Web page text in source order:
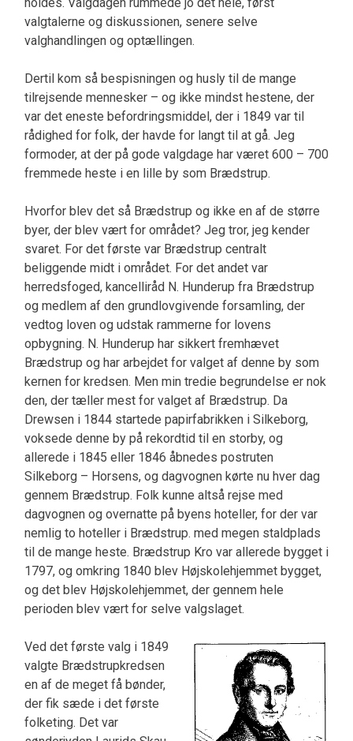
valgtalerne og diskussionen, senere selve
valghandlingen og optællingen.
Dertil kom så bespisningen og husly til de mange
tilrejsende mennesker – og ikke mindst hestene, der
var det eneste befordringsmiddel, der i 1849 var til
rådighed for folk, der havde for langt til at gå. Jeg
formoder, at der på gode valgdage har været 600 – 700
fremmede heste i en lille by som Brædstrup.
Hvorfor blev det så Brædstrup og ikke en af de større
byer, der blev vært for området? Jeg tror, jeg kender
svaret. For det første var Brædstrup centralt
beliggende midt i området. For det andet var
herredsfoged, kancelliråd N. Hunderup fra Brædstrup
og medlem af den grundlovgivende for­samling, der
vedtog loven og udstak rammerne for lovens
opbygning. N. Hunderup har sikkert frem­hævet
Brædstrup og har arbejdet for valget af den­ne by som
kernen for kredsen. Men min tredie be­grundelse er nok
den, der tæller mest for valget af Brædstrup. Da
Drewsen i 1844 startede papirfa­brikken i Silkeborg,
voksede denne by på rekordtid til en storby, og
allerede i 1845 eller 1846 åbnedes postruten
Silkeborg – Horsens, og dagvognen kørte nu hver dag
gennem Brædstrup. Folk kunne altså rejse med
dagvognen og overnatte på byens hotel­ler, for der var
nemlig to hoteller i Brædstrup. med megen staldplads
til de mange heste. Brædstrup Kro var allerede bygget i
1797, og omkring 1840 blev Højskolehjemmet bygget,
og det blev Højsko­lehjemmet, der gennem hele
perioden blev vært for selve valgslaget.
Ved det første valg i 1849
valgte Brædstrupkredsen
en af de meget få bønder,
der fik sæde i det første
folketing. Det var